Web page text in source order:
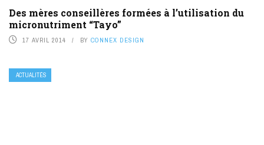
Des mères conseillères formées à l’utilisation du
micronutriment “Tayo”
17 AVRIL 2014 BY CONNEX DESIGN
ACTUALITÉS